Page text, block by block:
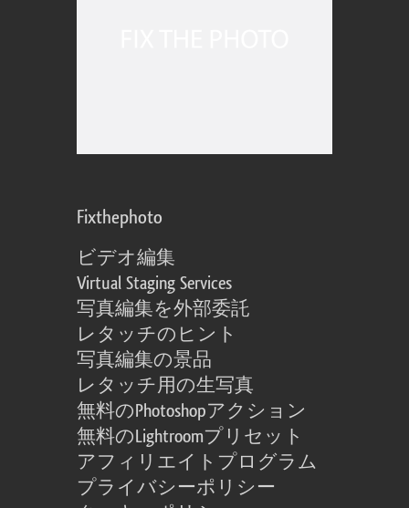
Fixthephoto
ビデオ編集
Virtual Staging Services
写真編集を外部委託
レタッチのヒント
写真編集の景品
レタッチ用の生写真
無料のPhotoshopアクション
無料のLightroomプリセット
アフィリエイトプログラム
プライバシーポリシー